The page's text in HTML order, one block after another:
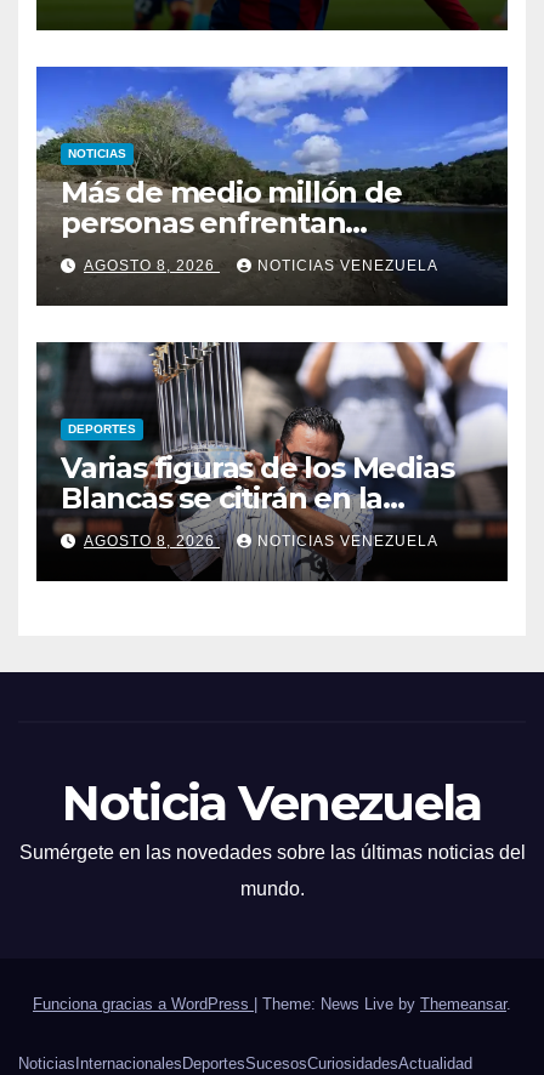
NOTICIAS
Más de medio millón de
personas enfrentan
racionamiento de agua en
Puerto Rico por histórica
sequía
AGOSTO 8, 2026 NOTICIAS VENEZUELA
DEPORTES
Varias figuras de los Medias
Blancas se citirán en la
«noche de Ozzie»
AGOSTO 8, 2026 NOTICIAS VENEZUELA
Noticia Venezuela
Sumérgete en las novedades sobre las últimas noticias del
mundo.
Funciona gracias a WordPress Theme: News Live by Themeansar.
Noticias Internacionales DeportesSucesosCuriosidadesActualidad